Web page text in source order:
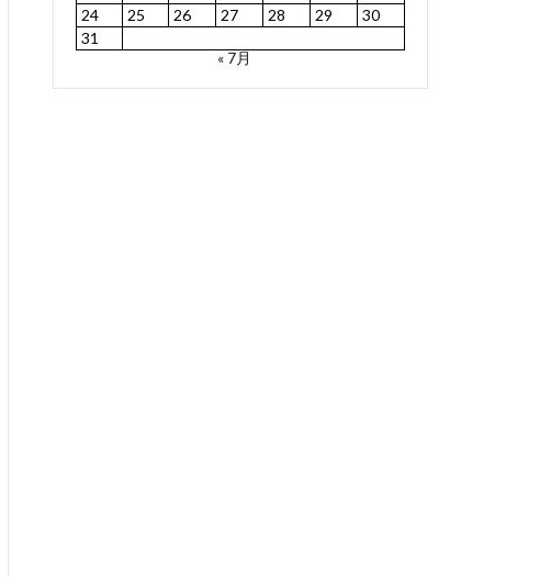
24
25 26 27 28 29
30
31
« 7月